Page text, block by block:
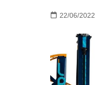
22/06/2022